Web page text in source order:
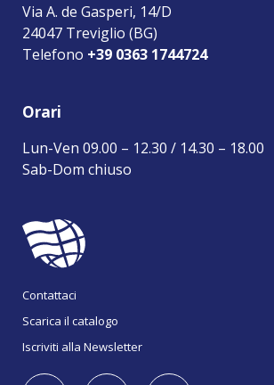
Via A. de Gasperi, 14/D
24047 Treviglio (BG)
Telefono +39 0363 1744724
Orari
Lun-Ven 09.00 – 12.30 / 14.30 – 18.00
Sab-Dom chiuso
Contattaci
Scarica il catalogo
Iscriviti alla Newsletter